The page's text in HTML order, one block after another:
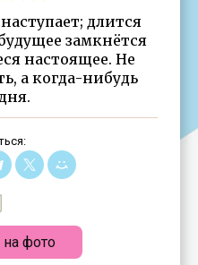
длится
замкнётся
настоящее. Не
а когда-нибудь
на фото